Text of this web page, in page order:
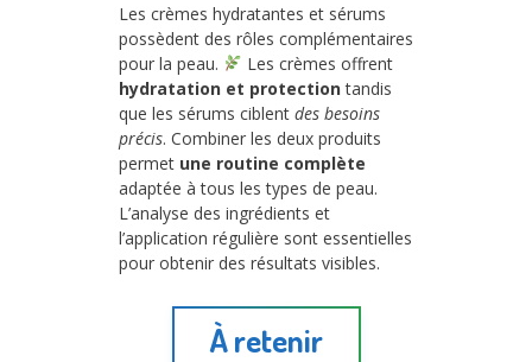
Les crèmes hydratantes et sérums
possèdent des rôles complémentaires
pour la peau.
Les crèmes offrent
hydratation et protectiontandis
que les sérums ciblent des besoins
précis. Combiner les deux produits
permet une routine complète
adaptée à tous les types de peau.
L’analyse des ingrédients et
l’application régulière sont essentielles
pour obtenir des résultats visibles.
À retenir